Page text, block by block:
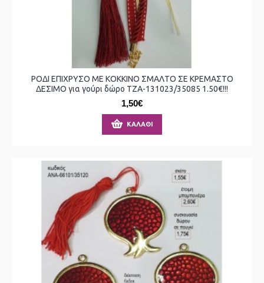
ΡΟΔΙ ΕΠΙΧΡΥΣΟ ΜΕ ΚΟΚΚΙΝΟ ΣΜΑΛΤΟ ΣΕ ΚΡΕΜΑΣΤΟ
ΔΕΣΙΜΟ για γούρι δώρο ΤΖΑ-131023/35085 1.50€!!!
1,50€
ΚΑΛΆΘΙ